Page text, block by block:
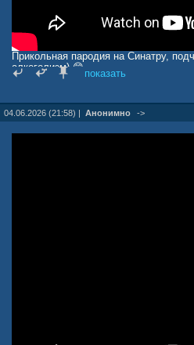
Прикольная пародия на Синатру,
алкоголизм) 😁
показать
04.06.2026 (21:58) | Анонимно ->